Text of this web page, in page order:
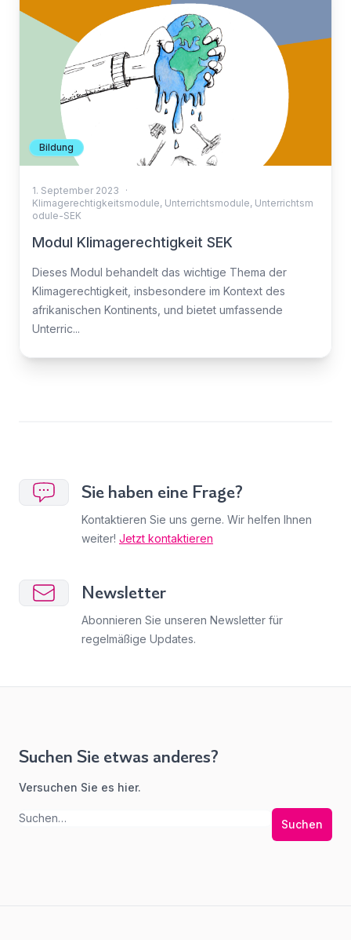
Bildung
1. September 2023
·
Klimagerechtigkeitsmodule, Unterrichtsmodule, Unterrichtsm
odule-SEK
Modul Klimagerechtigkeit SEK
Dieses Modul behandelt das wichtige Thema der
Klimagerechtigkeit, insbesondere im Kontext des
afrikanischen Kontinents, und bietet umfassende
Unterric...
Sie haben eine Frage?
Kontaktieren Sie uns gerne. Wir helfen Ihnen
weiter! Jetzt kontaktieren
Newsletter
Abonnieren Sie unseren Newsletter für
regelmäßige Updates.
Suchen Sie etwas anderes?
Versuchen Sie es hier.
Suchen